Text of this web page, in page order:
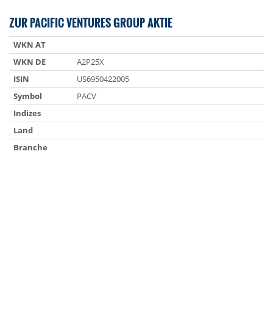
ZUR PACIFIC VENTURES GROUP AKTIE
WKN AT
WKN DE
A2P25X
ISIN
US6950422005
Symbol
PACV
Indizes
Land
Branche